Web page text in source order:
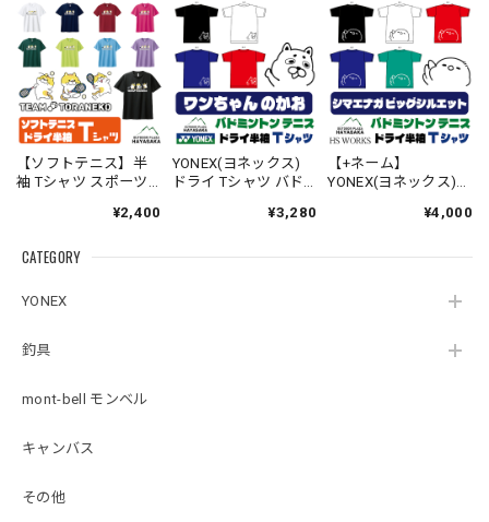
CATEGORY
YONEX
釣具
mont-bell モンベル
キャンバス
その他
【ソフトテニス】半
袖 Tシャツ スポーツ
【ジュニア〜大人サ
材 吸汗速乾 UVカット
【00300】
¥2,400
YONEX(ヨネックス)
ドライ Tシャツ バド
ンちゃんのかお】
料】
¥3,280
【+ネーム】
YONEX(ヨネックス)
ミントン テニス 【ビ
【シマエナガのか
¥4,000